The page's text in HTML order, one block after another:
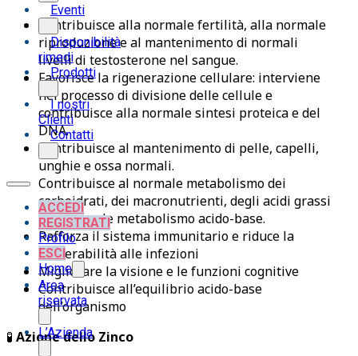
Eventi
Disponibilità
rimedi
Prodotti
I nostri
Clienti
Contatti
ACCEDI
REGISTRATI
Profilo
ESCI
Home
Area
riservata
L’Azienda
Contribuisce alla normale fertilità, alla normale
riproduzione e al mantenimento di normali
livelli di testosterone nel sangue.
Favorisce la rigenerazione cellulare: interviene
nel processo di divisione delle cellule e
contribuisce alla normale sintesi proteica e del
DNA.
Contribuisce al mantenimento di pelle, capelli,
unghie e ossa normali.
Contribuisce al normale metabolismo dei
carboidrati, dei macronutrienti, degli acidi grassi
e al normale metabolismo acido-base.
Rafforza il sistema immunitario e riduce la
vulnerabilità alle infezioni
Migliorare la visione e le funzioni cognitive
Contribuisce all’equilibrio acido-base
dell’organismo
🧪 Azione dello Zinco